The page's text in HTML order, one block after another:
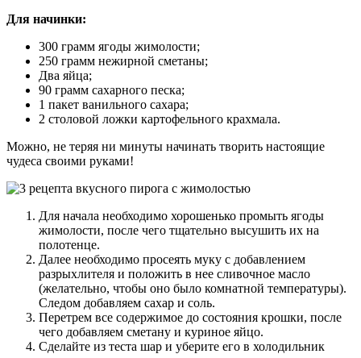
Для начинки:
300 грамм ягоды жимолости;
250 грамм нежирной сметаны;
Два яйца;
90 грамм сахарного песка;
1 пакет ванильного сахара;
2 столовой ложки картофельного крахмала.
Можно, не теряя ни минуты начинать творить настоящие
чудеса своими руками!
Для начала необходимо хорошенько промыть ягоды
жимолости, после чего тщательно высушить их на
полотенце.
Далее необходимо просеять муку с добавлением
разрыхлителя и положить в нее сливочное масло
(желательно, чтобы оно было комнатной температуры).
Следом добавляем сахар и соль.
Перетрем все содержимое до состояния крошки, после
чего добавляем сметану и куриное яйцо.
Сделайте из теста шар и уберите его в холодильник